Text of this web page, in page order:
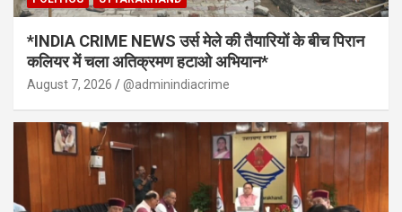
*INDIA CRIME NEWS उर्स मेले की तैयारियों के बीच पिरान
कलियर में चला अतिक्रमण हटाओ अभियान*
August 7, 2026 @adminindiacrime